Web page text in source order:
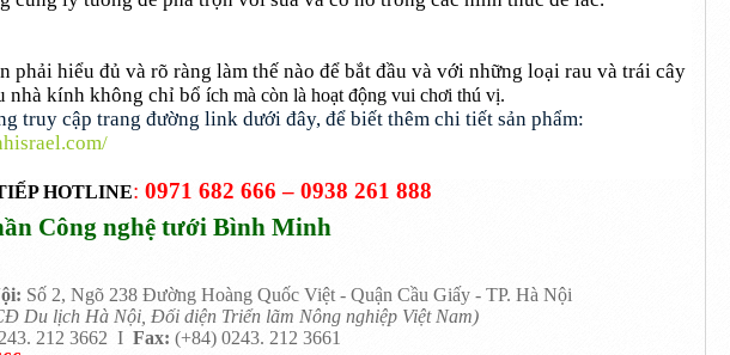
phải hiểu đủ và rõ ràng làm thế nào để bắt đầu và với những loại rau và trái cây
nhà kính không chỉ bổ ích mà còn là hoạt động vui chơi thú vị.
truy cập trang đường link dưới đây, để biết thêm chi tiết sản phẩm:
HOTLINE: 0971 682 666 – 0938 261 888
Công nghệ tưới Bình Minh
Số 2, Ngõ 238 Đường Hoàng Quốc Việt - Quận Cầu Giấy - TP. Hà Nội
Du lịch Hà Nội, Đối diện Triển lãm Nông nghiệp Việt Nam)
212 3662 IFax: (+84) 0243. 212 3661